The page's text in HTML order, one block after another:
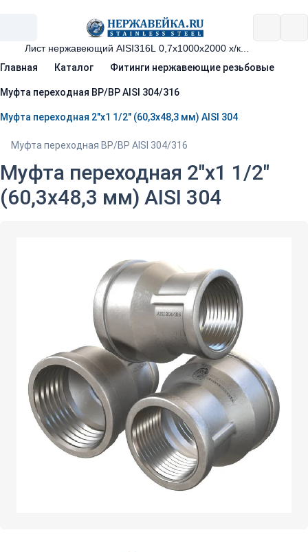
Главная Каталог Фитинги нержавеющие резьбовые
Муфта переходная ВР/ВР AISI 304/316
Муфта переходная 2"х1 1/2" (60,3х48,3 мм) AISI 304
Муфта переходная ВР/ВР AISI 304/316
Муфта переходная 2"х1 1/2"
(60,3х48,3 мм) AISI 304